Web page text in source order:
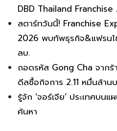
DBD Thailand Franchise
สตาร์ทวันนี้! Franchise
2026 พบทัพธุรกิจ&แฟรน
ลบ.
ถอดรหัส Gong Cha จาก
ดีลซื้อกิจการ 2.11 หมื่นล้าน
รู้จัก ‘จอร์เจีย’ ประเทศบน
ค้นหา